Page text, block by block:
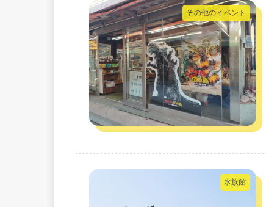
その他のイベント
水族館